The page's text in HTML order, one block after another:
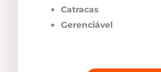
Catracas
Gerenciável